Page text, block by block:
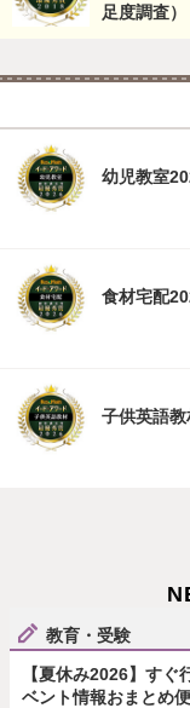
足度調査）
幼児教室
食材宅配
子供英語
教育・受験
【夏休み2026】すぐ
ベント情報おまとめ